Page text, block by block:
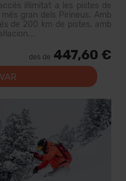
il·limitat a les pistes de
gran dels Pirineus. Amb
de 200 km de pistes, amb
des de 447,60 €